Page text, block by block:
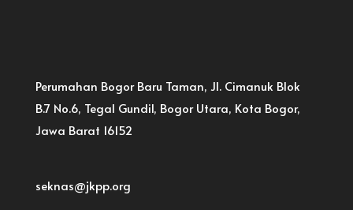
Perumahan Bogor Baru Taman, Jl. Cimanuk Blok
B.7 No.6, Tegal Gundil, Bogor Utara, Kota Bogor,
Jawa Barat 16152
seknas@jkpp.org